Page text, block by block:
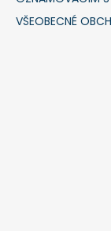
VŠEOBECNÉ